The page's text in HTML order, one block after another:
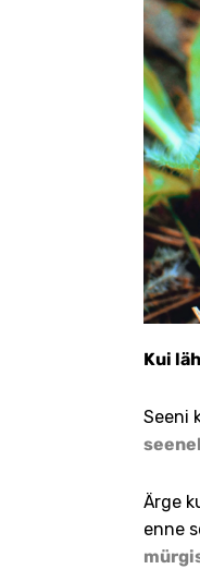
Kui
Seeni
Ärge
enne